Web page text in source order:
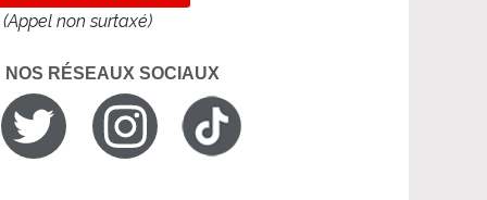
(Appel non surtaxé)
NOS RÉSEAUX SOCIAUX